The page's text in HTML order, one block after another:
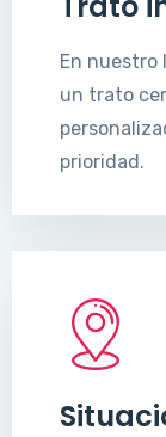
En nuestro
un trato
prioridad.